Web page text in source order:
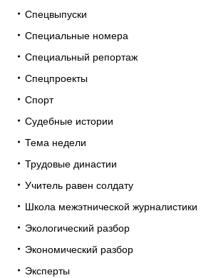
Спецвыпуски
Специальные номера
Специальный репортаж
Спецпроекты
Спорт
Судебные истории
Тема недели
Трудовые династии
Учитель равен солдату
Школа межэтнической журналистики
Экологический разбор
Экономический разбор
Эксперты